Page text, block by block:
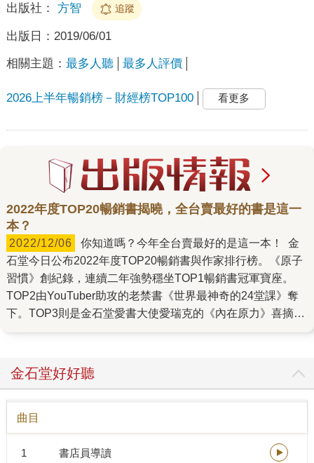
出版社： 方智 追蹤
出版日： 2019/06/01
相關主題： 最多人聽 最多人評價
2026上半年暢銷榜－財經榜TOP100 看更多
2022年度TOP20暢銷書揭曉，全台賣最好的書是這一
本？
2022/12/06
石堂今日公布2022年度TOP20暢銷書與作家排行榜。《原子
習慣》創紀錄，連續二年強勢穩坐TOP1暢銷書冠軍寶座。
TOP2由YouTuber助攻的老禁書《世界最神奇的24堂課》奪
下。TOP3則是金石堂愛書大使愛瑞克的《內在原力》喜摘
作者包辦前三名：以《如果歷史是一群喵》系列奪得暢銷作
者第一的肥志、新一代兒童界天王「屁屁偵探」系列作者
Troll、寫出《神奇柑仔店》、《妖怪出租》等暢銷兒童小說
作家廣嶋玲子，皆是從2021年至今長銷不墜的暢銷常客。 從
「被迫學習」變成「主動想學」 現代臺灣父母最在意的，是
孩子在閱讀學習上的興趣和熱情！金石堂暢銷榜上也可觀察
金石堂好好聽
曲目
1 書店員導讀